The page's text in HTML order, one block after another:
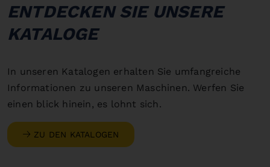
ENTDECKEN SIE UNSERE
KATALOGE
In unseren Katalogen erhalten Sie umfangreiche
Informationen zu unseren Maschinen. Werfen Sie
einen blick hinein, es lohnt sich.
ZU DEN KATALOGEN